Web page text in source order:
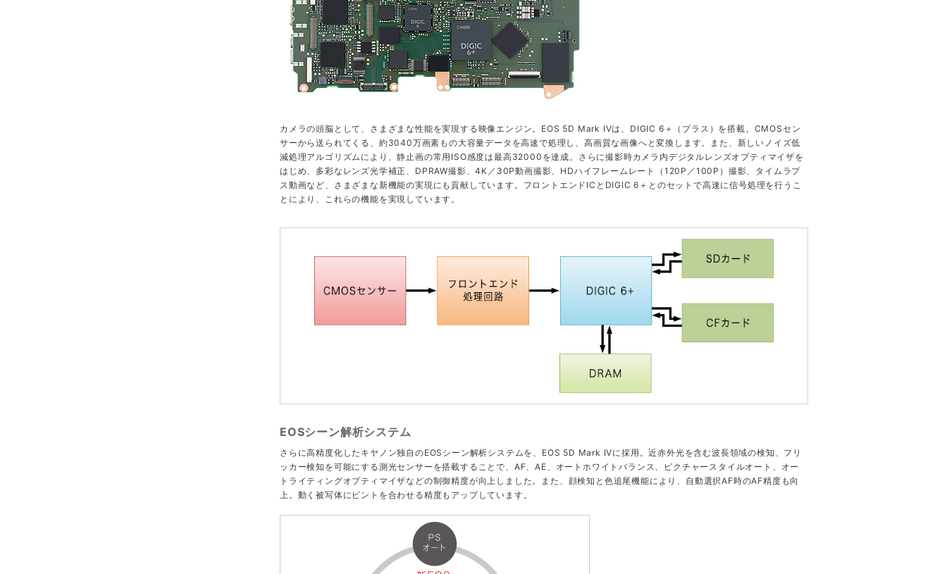
カメラの頭脳として、さまざまな性能を実現する映像エンジン。EOS 5D Mark IVは、DIGIC 6＋（プラス）を搭載。CMOSセン
サーから送られてくる、約3040万画素もの大容量データを高速で処理し、高画質な画像へと変換します。また、新しいノイズ低
減処理アルゴリズムにより、静止画の常用ISO感度は最高32000を達成。さらに撮影時カメラ内デジタルレンズオプティマイザを
はじめ、多彩なレンズ光学補正、DPRAW撮影、4K／30P動画撮影、HDハイフレームレート（120P／100P）撮影、タイムラプ
ス動画など、さまざまな新機能の実現にも貢献しています。フロントエンドICとDIGIC 6＋とのセットで高速に信号処理を行うこ
とにより、これらの機能を実現しています。
EOSシーン解析システム
さらに高精度化したキヤノン独自のEOSシーン解析システムを、EOS 5D Mark IVに採用。近赤外光を含む波長領域の検知、フリ
ッカー検知を可能にする測光センサーを搭載することで、AF、AE、オートホワイトバランス、ピクチャースタイルオート、オー
トライティングオプティマイザなどの制御精度が向上しました。また、顔検知と色追尾機能により、自動選択AF時のAF精度も向
上。動く被写体にピントを合わせる精度もアップしています。